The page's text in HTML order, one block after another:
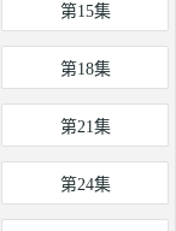
第15集
第18集
第21集
第24集